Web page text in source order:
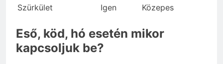
Szürkület
Igen Közepes
Eső, köd, hó esetén mikor
kapcsoljuk be?